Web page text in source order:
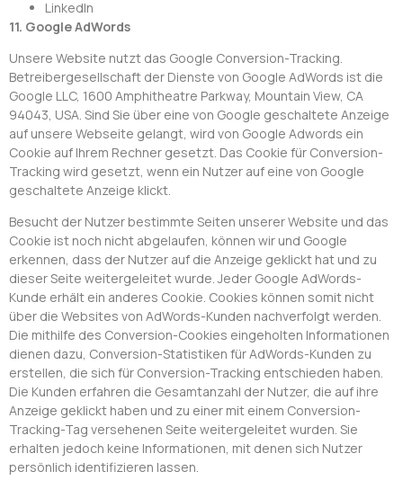
LinkedIn
11. Google AdWords
Unsere Website nutzt das Google Conversion-Tracking.
Betreibergesellschaft der Dienste von Google AdWords ist die
Google LLC, 1600 Amphitheatre Parkway, Mountain View, CA
94043, USA. Sind Sie über eine von Google geschaltete Anzeige
auf unsere Webseite gelangt, wird von Google Adwords ein
Cookie auf Ihrem Rechner gesetzt. Das Cookie für Conversion-
Tracking wird gesetzt, wenn ein Nutzer auf eine von Google
geschaltete Anzeige klickt.
Besucht der Nutzer bestimmte Seiten unserer Website und das
Cookie ist noch nicht abgelaufen, können wir und Google
erkennen, dass der Nutzer auf die Anzeige geklickt hat und zu
dieser Seite weitergeleitet wurde. Jeder Google AdWords-
Kunde erhält ein anderes Cookie. Cookies können somit nicht
über die Websites von AdWords-Kunden nachverfolgt werden.
Die mithilfe des Conversion-Cookies eingeholten Informationen
dienen dazu, Conversion-Statistiken für AdWords-Kunden zu
erstellen, die sich für Conversion-Tracking entschieden haben.
Die Kunden erfahren die Gesamtanzahl der Nutzer, die auf ihre
Anzeige geklickt haben und zu einer mit einem Conversion-
Tracking-Tag versehenen Seite weitergeleitet wurden. Sie
erhalten jedoch keine Informationen, mit denen sich Nutzer
persönlich identifizieren lassen.